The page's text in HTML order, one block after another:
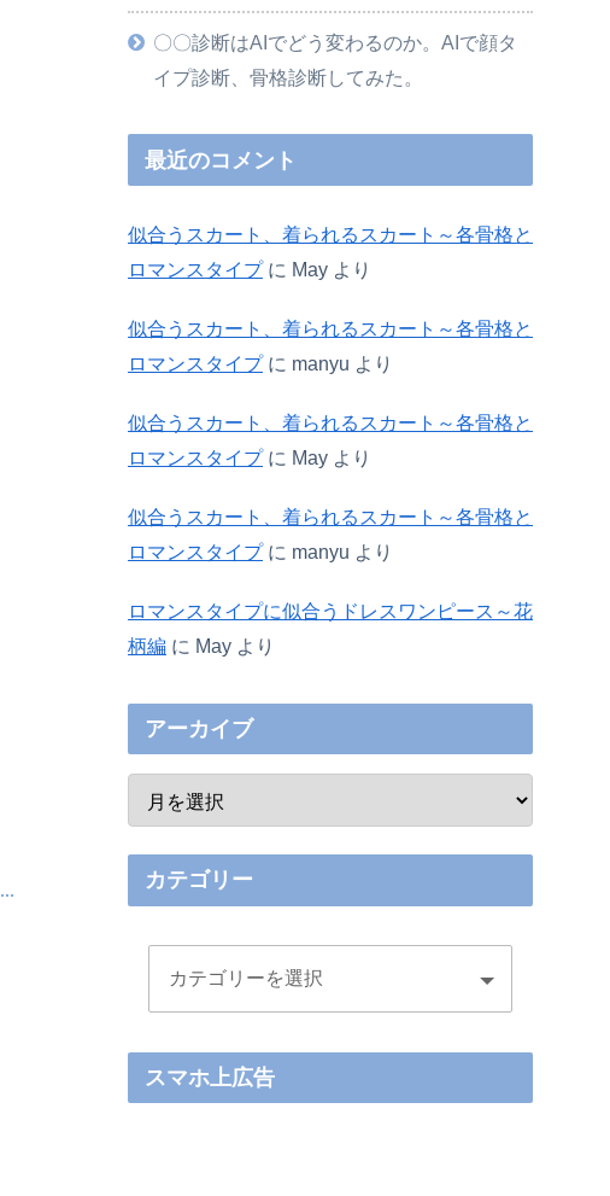
〇〇診断はAIでどう変わるのか。AIで顔タ
イプ診断、骨格診断してみた。
最近のコメント
似合うスカート、着られるスカート～各骨格と
ロマンスタイプに May より
似合うスカート、着られるスカート～各骨格と
ロマンスタイプに manyu より
似合うスカート、着られるスカート～各骨格と
ロマンスタイプに May より
似合うスカート、着られるスカート～各骨格と
ロマンスタイプに manyu より
ロマンスタイプに似合うドレスワンピース～花
柄編 に May より
アーカイブ
カテゴリー
スマホ上広告